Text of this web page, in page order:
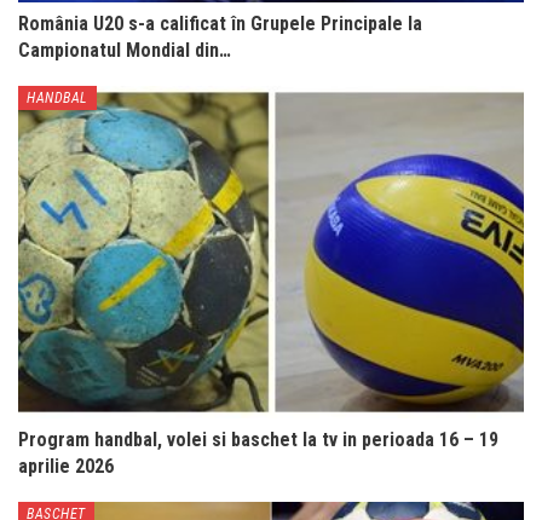
România U20 s-a calificat în Grupele Principale la
Campionatul Mondial din…
HANDBAL
Program handbal, volei si baschet la tv in perioada 16 – 19
aprilie 2026
BASCHET